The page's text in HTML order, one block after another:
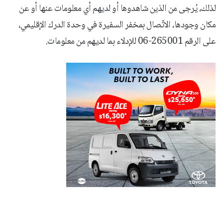
لذلك، يُرجى من الذين شاهدوها أو لديهم أي معلومات عنها أو عن
مكان وجودها، الاتّصال بمخفر السفيرة في وحدة الدرك الإقليمي،
على الرقم 265001-06 للإدلاء بما لديهم من معلومات.